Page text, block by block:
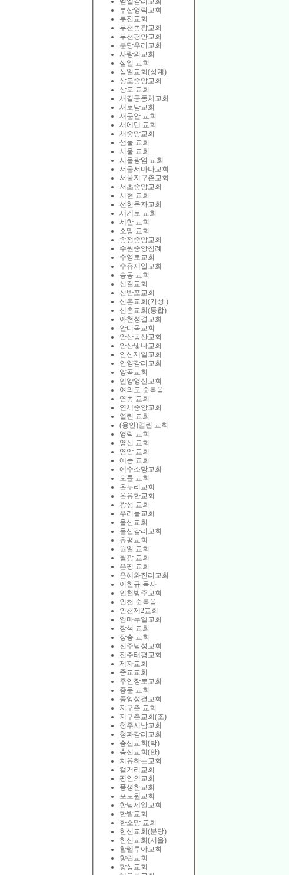
부산영락교회
부전교회
부천동광교회
부천평안교회
분당우리교회
사랑의교회
삼일 교회
삼일교회(상계)
상도중앙교회
상도 교회
새길공동체교회
새로남교회
새문안 교회
새에덴 교회
새중앙교회
샘물 교회
서울 교회
서울광염 교회
서울서마나교회
서울지구촌교회
서초중앙교회
서현 교회
선한목자교회
세계로 교회
세한 교회
소망 교회
송정중앙교회
수원중앙침례
수영로교회
수유제일교회
승동 교회
신길교회
신반포교회
신촌교회(기성 )
신촌교회(통합)
아현성결교회
안디옥교회
안산동산교회
안산빛나교회
안산제일교회
안양감리교회
양곡교회
언양영신교회
여의도 순복음
연동 교회
연세중앙교회
열린 교회
(용인)열린 교회
영락 교회
영신 교회
영암 교회
예능 교회
예수소망교회
오륜 교회
온누리교회
온유한교회
왕성 교회
우리들교회
울산교회
울산감리교회
유평교회
원일 교회
월광 교회
은평 교회
은혜와진리교회
이한규 목사
인천방주교회
인천 순복음
인천제2교회
임마누엘교회
장석 교회
장충 교회
전주남성교회
전주태평교회
제자교회
종교교회
주안장로교회
중문 교회
중앙성결교회
지구촌 교회
지구촌교회(조)
청주서남교회
청파감리교회
충신교회(박)
충신교회(안)
치유하는교회
캘거리교회
평안의교회
풍성한교회
포도원교회
한남제일교회
한밭교회
한소망 교회
한신교회(분당)
한신교회(서울)
할렐루야교회
향린교회
향상교회